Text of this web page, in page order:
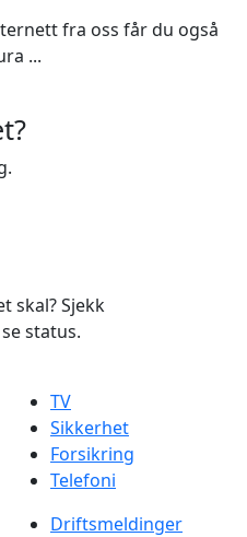
fra oss får du også
...
skal? Sjekk
status.
TV
Sikkerhet
Forsikring
Telefoni
Driftsmeldinger